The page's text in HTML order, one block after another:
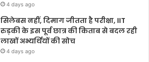
4 days ago
सिलेबस नहीं, दिमाग जीतता है परीक्षा, IIT
रुड़की के इस पूर्व छात्र की किताब से बदल रही
लाखों अभ्यर्थियों की सोच
4 days ago